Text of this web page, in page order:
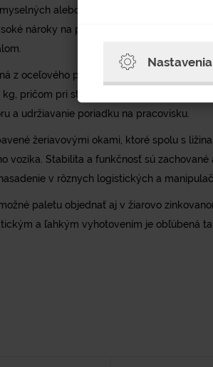
alebo skladových prevádzkach.
nároky na pevnosť palety, no zároveň
z oceľového plechu a opatrená
pričom pri stohovaní unesie záťaž až do
a udržiavanie poriadku na pracovisku.
žeriavovými okami, ktoré spolu s
vozíka. Stabilita a funkčnosť sú
v rôznych logistických a
paletu objednať aj v žiarovo
a ľahkým vyhotovením je obľúbená
Nastavenia